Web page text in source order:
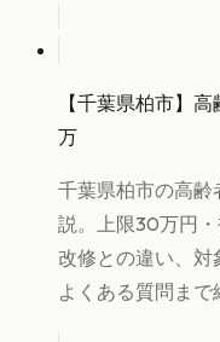
【千葉県柏市】
万
千葉県柏市の高
説。上限30万円
改修との違い、対
よくある質問まで